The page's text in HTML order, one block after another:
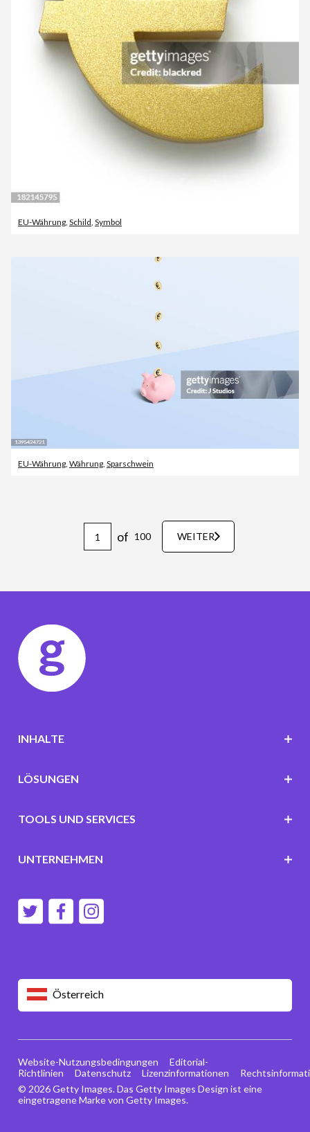
EU-Währung, Schild, Symbol
EU-Währung, Währung, Sparschwein
of 100 WEITER
Österreich
INHALTE
LÖSUNGEN
TOOLS UND SERVICES
UNTERNEHMEN
© 2026 Getty Images. Das Getty Images Design ist eine
eingetragene Marke von Getty Images.
Website-Nutzungsbedingungen
Editorial-
Richtlinien
Datenschutz Lizenzinformationen